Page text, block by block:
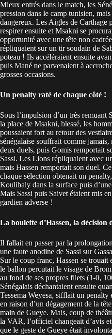
Mieux entrés dans le match, les
pression dans le camp tunisien,
dangereux. Les Aigles de Carthage
respirer ensuite et Msakni se
opportunité avec une tête non
répliquaient sur un tir soudain de
poteau ! Ils accéléraient ensuite
puis Mané ne parvenaient à
grosses occasions.
Un penalty raté de chaque côté !
Sous l’impulsion d’un très remuant
la place de Msakni, blessé, les
poussaient fort au retour des
sénégalaise souffrait comme
deux duels, puis Gomis remportait
Sassi. Les Lions répliquaient avec
mais Hassen remportait son duel.
chaque sélection obtenait un
Koulibaly dans la surface puis
Mais Sassi puis Saivet étaient mis
gardien adverse !
La boulette d’Hassen, la décision
Il fallait en passer par la
une faute anodine de Sassi sur
Sur le coup franc, Hassen se trouait
le ballon percutait le visage de
au fond de ses propres filets (1-0,
Sénégalais déchantaient ensuite
Tessema Weyesa, sifflait un penalty
en raison d’un dégagement de la
main de Gueye. Mais, coup de
la VAR, l’officiel changeait d’avis
que le geste de Gueye était